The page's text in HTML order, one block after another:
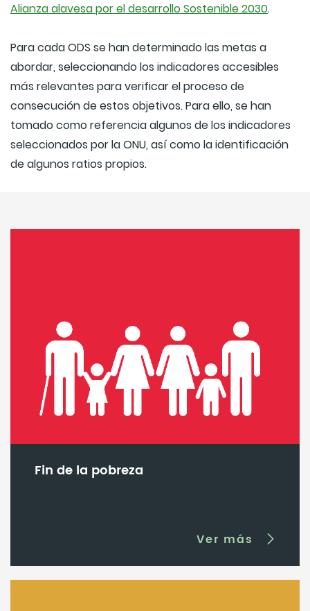
Alianza alavesa por el desarrollo Sostenible 2030.
Para cada ODS se han determinado las metas a
abordar, seleccionando los indicadores accesibles
más relevantes para verificar el proceso de
consecución de estos objetivos. Para ello, se han
tomado como referencia algunos de los indicadores
seleccionados por la ONU, así como la identificación
de algunos ratios propios.
Fin de la pobreza
Ver más